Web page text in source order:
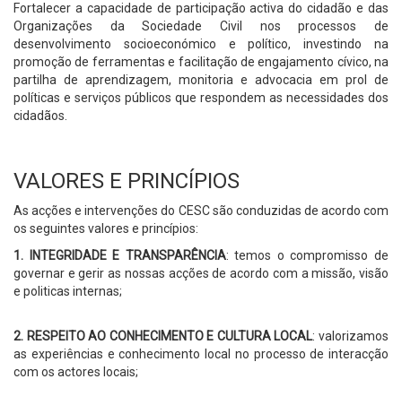
Fortalecer a capacidade de participação activa do cidadão e das
Organizações da Sociedade Civil nos processos de
desenvolvimento socioeconómico e político, investindo na
promoção de ferramentas e facilitação de engajamento cívico, na
partilha de aprendizagem, monitoria e advocacia em prol de
políticas e serviços públicos que respondem as necessidades dos
cidadãos.
VALORES E PRINCÍPIOS
As acções e intervenções do CESC são conduzidas de acordo com
os seguintes valores e princípios:
1. INTEGRIDADE E TRANSPARÊNCIA: temos o compromisso de
governar e gerir as nossas acções de acordo com a missão, visão
e politicas internas;
2. RESPEITO AO CONHECIMENTO E CULTURA LOCAL: valorizamos
as experiências e conhecimento local no processo de interacção
com os actores locais;